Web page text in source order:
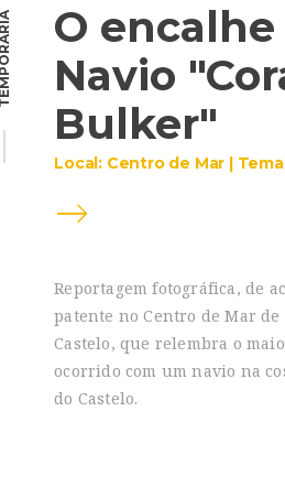
O
Navio
Bulker"
Local: Centro de Mar |
Reportagem fotográfica, de
patente no Centro de Mar de
Castelo, que relembra o
ocorrido com um navio na
do Castelo.